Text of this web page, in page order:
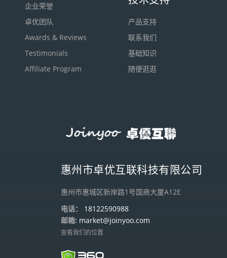
企业荣誉
卓优团队
Awards & Reviews
Testimonials
Affiliate Program
产品支持
联系我们
基础知识
随便逛逛
惠州市卓优互联科技有限公司
惠州市惠城区新岸路1号国商大厦A12E
电话：
18122590988
邮箱: market@joinyoo.com
查看我们的位置